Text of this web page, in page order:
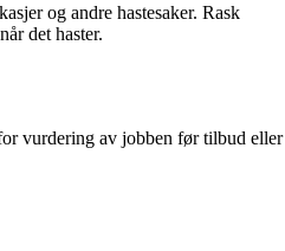
og andre hastesaker. Rask
det haster.
vurdering av jobben før tilbud eller